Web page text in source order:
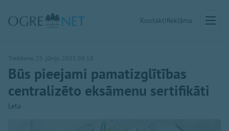
KontaktiReklāma
Trešdiena, 25. jūnijs, 2025 08:18
Būs pieejami pamatizglītības
centralizēto eksāmenu sertifikāti
Leta